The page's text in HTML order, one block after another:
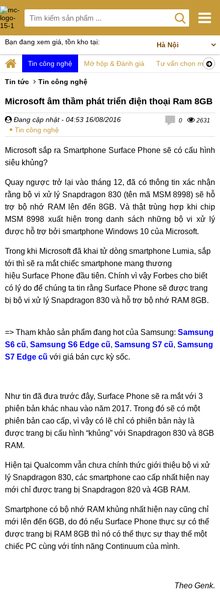
Bạn đang xem giá, tồn kho tại:
Tin công nghệ Mở hộp & Đánh giá Tư vấn chọn mua
Tin tức Tin công nghệ
Microsoft âm thầm phát triển điện thoại Ram 8GB
Đang cập nhật - 04:53 16/08/2016
Tin công nghệ
0 2631
Microsoft sắp ra Smartphone Surface Phone sẽ có cấu hình
siêu khủng?
Quay ngược trở lại vào tháng 12, đã có thông tin xác nhận
rằng bộ vi xử lý Snapdragon 830 (tên mã MSM 8998) sẽ hỗ
trợ bộ nhớ RAM lên đến 8GB. Và thật trùng hợp khi chip
MSM 8998 xuất hiện trong danh sách những bộ vi xử lý
được hỗ trợ bởi smartphone Windows 10 của Microsoft.
Trong khi Microsoft đã khai tử dòng smartphone Lumia, sắp
tới thì sẽ ra mắt chiếc smartphone mang thương
hiệu Surface Phone đầu tiên. Chính vì vậy Forbes cho biết
có lý do để chúng ta tin rằng Surface Phone sẽ được trang
bị bộ vi xử lý Snapdragon 830 và hỗ trợ bộ nhớ RAM 8GB.
=> Tham khảo sản phẩm đang hot của Samsung: Samsung
S6 cũ, Samsung S6 Edge cũ, Samsung S7 cũ, Samsung
S7 Edge cũ với giá bán cực kỳ sốc.
Như tin đã đưa trước đây, Surface Phone sẽ ra mắt với 3
phiên bản khác nhau vào năm 2017. Trong đó sẽ có một
phiên bản cao cấp, vì vậy có lẽ chỉ có phiên bản này là
được trang bị cấu hình “khủng” với Snapdragon 830 và 8GB
RAM.
Hiện tại Qualcomm vẫn chưa chính thức giới thiệu bộ vi xử
lý Snapdragon 830, các smartphone cao cấp nhất hiện nay
mới chỉ được trang bị Snapdragon 820 và 4GB RAM.
Smartphone có bộ nhớ RAM khủng nhất hiện nay cũng chỉ
mới lên đến 6GB, do đó nếu Surface Phone thực sự có thể
được trang bị RAM 8GB thì nó có thể thực sự thay thế một
chiếc PC cùng với tính năng Continuum của mình.
Theo Genk.